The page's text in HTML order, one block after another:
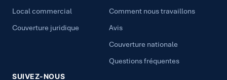
Local commercial
Couverture juridique
Comment nous travaillons
Avis
Couverture nationale
Questions fréquentes
SUIVEZ-NOUS